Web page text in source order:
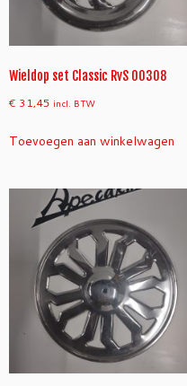
Wieldop set Classic RvS 00308
€ 31,45 incl. BTW
Toevoegen aan winkelwagen